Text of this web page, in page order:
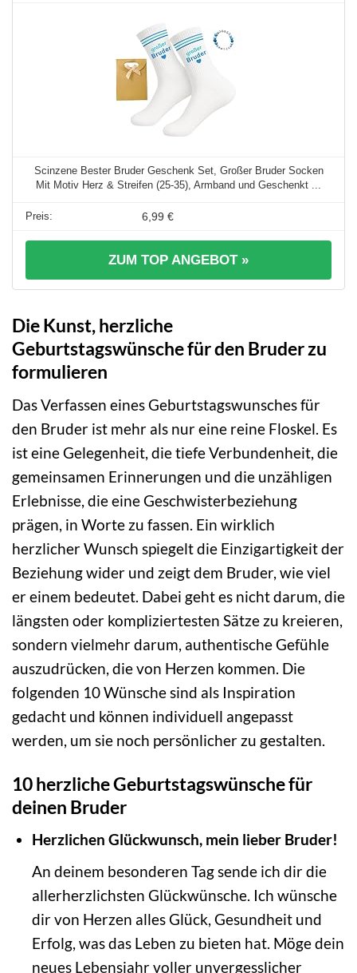
Scinzene Bester Bruder Geschenk Set, Großer Bruder Socken
Mit Motiv Herz & Streifen (25-35), Armband und Geschenkt ...
6,99 €
ZUM TOP ANGEBOT »
Die Kunst, herzliche
Geburtstagswünsche für den Bruder zu
formulieren
Das Verfassen eines Geburtstagswunsches für
den Bruder ist mehr als nur eine reine Floskel. Es
ist eine Gelegenheit, die tiefe Verbundenheit, die
gemeinsamen Erinnerungen und die unzähligen
Erlebnisse, die eine Geschwisterbeziehung
prägen, in Worte zu fassen. Ein wirklich
herzlicher Wunsch spiegelt die Einzigartigkeit der
Beziehung wider und zeigt dem Bruder, wie viel
er einem bedeutet. Dabei geht es nicht darum, die
längsten oder kompliziertesten Sätze zu kreieren,
sondern vielmehr darum, authentische Gefühle
auszudrücken, die von Herzen kommen. Die
folgenden 10 Wünsche sind als Inspiration
gedacht und können individuell angepasst
werden, um sie noch persönlicher zu gestalten.
10 herzliche Geburtstagswünsche für
deinen Bruder
Herzlichen Glückwunsch, mein lieber Bruder!
An deinem besonderen Tag sende ich dir die
allerherzlichsten Glückwünsche. Ich wünsche
dir von Herzen alles Glück, Gesundheit und
Erfolg, was das Leben zu bieten hat. Möge dein
neues Lebensjahr voller unvergesslicher